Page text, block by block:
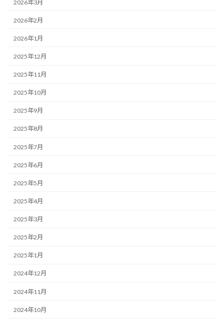
2026年3月
2026年2月
2026年1月
2025年12月
2025年11月
2025年10月
2025年9月
2025年8月
2025年7月
2025年6月
2025年5月
2025年4月
2025年3月
2025年2月
2025年1月
2024年12月
2024年11月
2024年10月